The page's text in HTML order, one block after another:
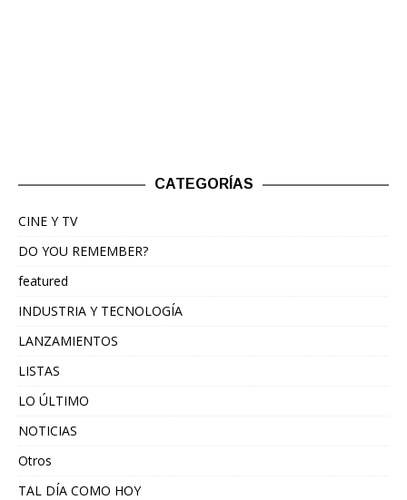
CATEGORÍAS
CINE Y TV
DO YOU REMEMBER?
featured
INDUSTRIA Y TECNOLOGÍA
LANZAMIENTOS
LISTAS
LO ÚLTIMO
NOTICIAS
Otros
TAL DÍA COMO HOY